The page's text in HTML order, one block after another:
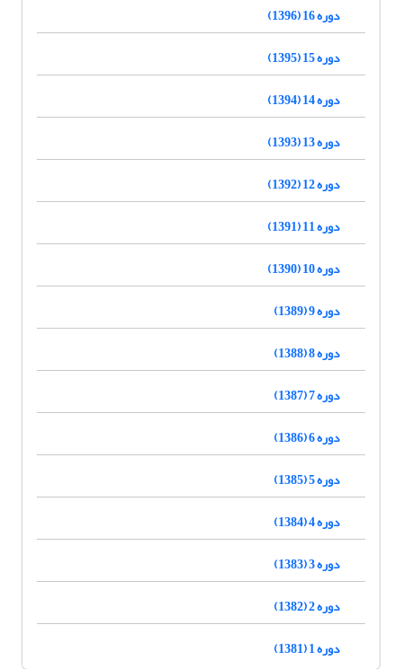
دوره 16 (1396)
دوره 15 (1395)
دوره 14 (1394)
دوره 13 (1393)
دوره 12 (1392)
دوره 11 (1391)
دوره 10 (1390)
دوره 9 (1389)
دوره 8 (1388)
دوره 7 (1387)
دوره 6 (1386)
دوره 5 (1385)
دوره 4 (1384)
دوره 3 (1383)
دوره 2 (1382)
دوره 1 (1381)